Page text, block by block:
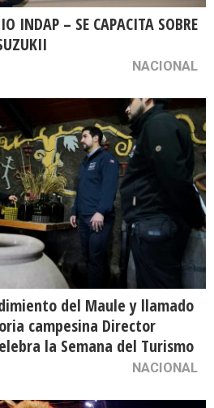
INDAP – SE CAPACITA SOBRE
NACIONAL
del Maule y llamado
campesina Director
la Semana del Turismo
NACIONAL